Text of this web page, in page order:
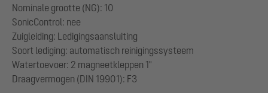
Nominale grootte (NG): 10
SonicControl: nee
Zuigleiding: Ledigingsaansluiting
Soort lediging: automatisch reinigingssysteem
Watertoevoer: 2 magneetkleppen 1"
Draagvermogen (DIN 19901): F3